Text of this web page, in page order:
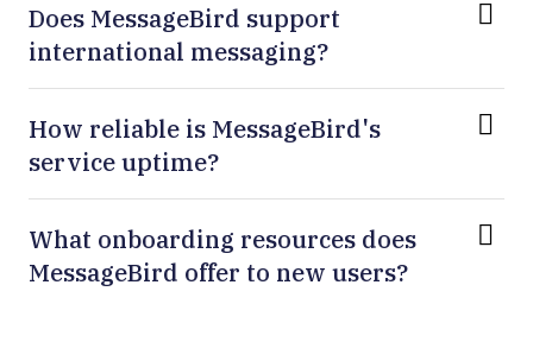
Does MessageBird support
international messaging?
How reliable is MessageBird's
service uptime?
What onboarding resources does
MessageBird offer to new users?